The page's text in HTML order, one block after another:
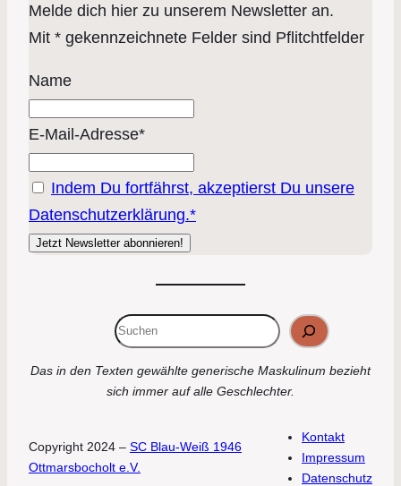
Melde dich hier zu unserem Newsletter an.
Mit * gekennzeichnete Felder sind Pflitchtfelder
Name
E-Mail-Adresse*
Indem Du fortfährst, akzeptierst Du unsere
Datenschutzerklärung.*
Das in den Texten gewählte generische Maskulinum bezieht
sich immer auf alle Geschlechter.
Copyright 2024 – SC Blau-Weiß 1946
Ottmarsbocholt e.V.
Kontakt
Impressum
Datenschutz